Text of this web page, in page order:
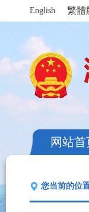
English 繁體
网站首
您当前的位